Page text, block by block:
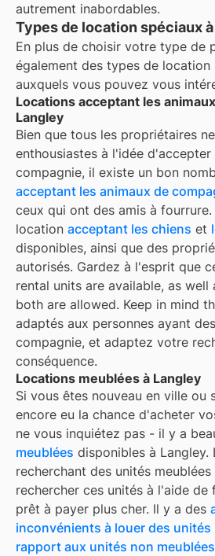
autrement inabordables.
Types de location spéciaux
En plus de choisir votre type de
également des types de location
auxquels vous pouvez vous
Locations acceptant les
Langley
Bien que tous les propriétaires
enthousiastes à l'idée d'accepter
compagnie, il existe un bon
acceptant les animaux de
ceux qui ont des amis à
location acceptant les chiens et
disponibles, ainsi que des
autorisés. Gardez à l'esprit que
rental units are available, as
both are allowed. Keep in mind
adaptés aux personnes ayant
compagnie, et adaptez votre
conséquence.
Locations meublées à Langley
Si vous êtes nouveau en ville ou
encore eu la chance d'acheter
ne vous inquiétez pas - il y a
meublées disponibles à Langley.
recherchant des unités
rechercher ces unités à l'aide de
prêt à payer plus cher. Il y a des
inconvénients à louer des unités
rapport aux unités non meublées